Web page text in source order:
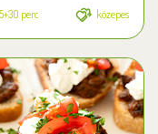
perc közepes